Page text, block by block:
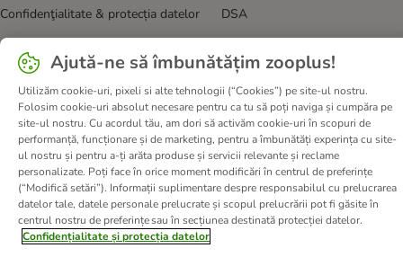
Confidenţialitate & protecția datelor
DSA
© zooplus SE
Ajută-ne să îmbunătățim zooplus!
Utilizăm cookie-uri, pixeli si alte tehnologii (“Cookies”) pe site-ul nostru.
Folosim cookie-uri absolut necesare pentru ca tu să poți naviga și cumpăra pe
site-ul nostru. Cu acordul tău, am dori să activăm cookie-uri în scopuri de
performanță, funcționare și de marketing, pentru a îmbunătăți experința cu site-
ul nostru și pentru a-ți arăta produse și servicii relevante și reclame
personalizate. Poți face în orice moment modificări în centrul de preferințe
(“Modifică setări”). Informații suplimentare despre responsabilul cu prelucrarea
datelor tale, datele personale prelucrate și scopul prelucrării pot fi găsite în
centrul nostru de preferințe sau în secțiunea destinată protecției datelor.
Confidențialitate și protecția datelor